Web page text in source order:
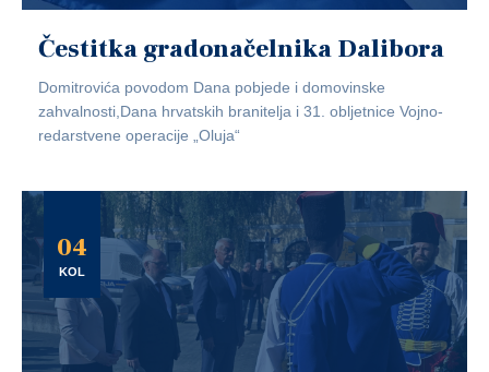
Čestitka gradonačelnika Dalibora
Domitrovića povodom Dana pobjede i domovinske
zahvalnosti,Dana hrvatskih branitelja i 31. obljetnice Vojno-
redarstvene operacije „Oluja“
04
KOL